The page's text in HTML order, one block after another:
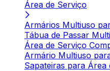
Área de Serviço
Armários Multiuso
Tábua de Passar
Área de Serviço
Armário Multiuso
Sapateiras para Área